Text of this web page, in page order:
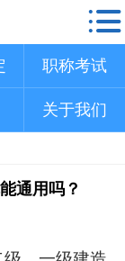
职称考试
关于我们
通用吗？